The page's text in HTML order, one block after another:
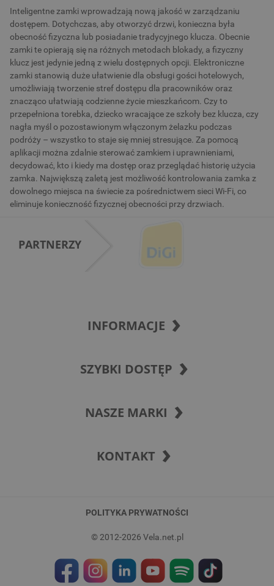
Inteligentne zamki wprowadzają nową jakość w zarządzaniu
dostępem. Dotychczas, aby otworzyć drzwi, konieczna była
obecność fizyczna lub posiadanie tradycyjnego klucza. Obecnie
zamki te opierają się na różnych metodach blokady, a fizyczny
klucz jest jedynie jedną z wielu dostępnych opcji. Elektroniczne
zamki stanowią duże ułatwienie dla obsługi gości hotelowych,
umożliwiają tworzenie stref dostępu dla pracowników oraz
znacząco ułatwiają codzienne życie mieszkańcom. Czy to
przepełniona torebka, dziecko wracające ze szkoły bez klucza, czy
nagła myśl o pozostawionym włączonym żelazku podczas
podróży – wszystko to staje się mniej stresujące. Za pomocą
aplikacji można zdalnie sterować zamkiem i uprawnieniami,
decydować, kto i kiedy ma dostęp oraz przeglądać historię użycia
zamka. Największą zaletą jest możliwość kontrolowania zamka z
dowolnego miejsca na świecie za pośrednictwem sieci Wi-Fi, co
eliminuje konieczność fizycznej obecności przy drzwiach.
PARTNERZY
INFORMACJE
SZYBKI DOSTĘP
NASZE MARKI
KONTAKT
POLITYKA PRYWATNOŚCI
© 2012-2026 Vela.net.pl